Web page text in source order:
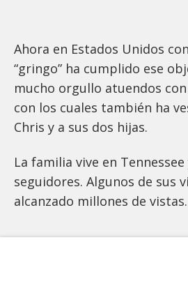
Ahora en Estados Unidos
“gringo” ha cumplido ese
mucho orgullo atuendos
con los cuales también ha
Chris y a sus dos hijas.
La familia vive en
seguidores. Algunos de sus
alcanzado millones de vistas.